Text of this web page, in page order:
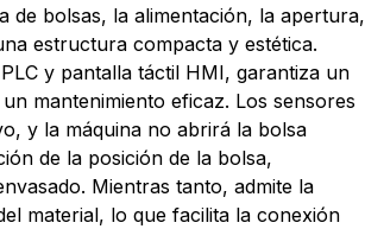
de bolsas, la alimentación, la apertura,
estructura compacta y estética.
y pantalla táctil HMI, garantiza un
mantenimiento eficaz. Los sensores
y la máquina no abrirá la bolsa
de la posición de la bolsa,
Mientras tanto, admite la
material, lo que facilita la conexión